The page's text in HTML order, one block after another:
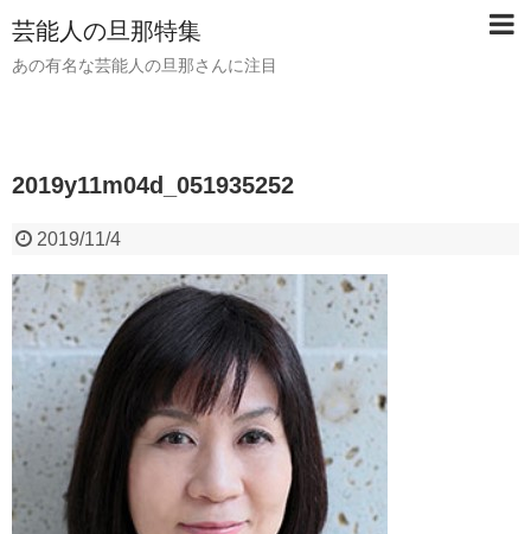
芸能人の旦那特集
あの有名な芸能人の旦那さんに注目
2019y11m04d_051935252
2019/11/4